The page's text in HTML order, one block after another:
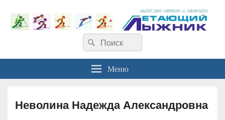
Найти:Поиск
Меню
Неволина Надежда Александровна